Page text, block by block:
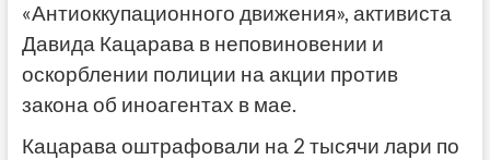
«Антиоккупационного движения», активиста
Давида Кацарава в неповиновении и
оскорблении полиции на акции против
закона об иноагентах в мае.
Кацарава оштрафовали на 2 тысячи лари по